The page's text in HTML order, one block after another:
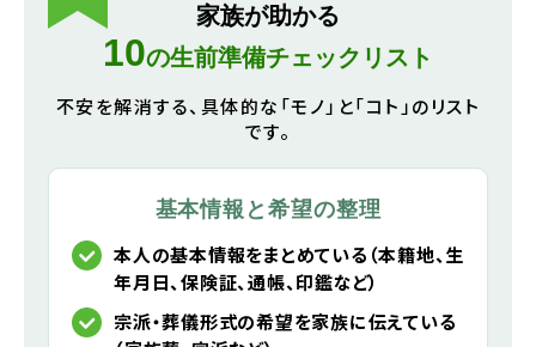
家族が助かる
10の生前準備チェックリスト
不安を解消する、具体的な「モノ」と「コト」のリスト
です。
基本情報と希望の整理
本人の基本情報をまとめている（本籍地、生
年月日、保険証、通帳、印鑑など）
宗派・葬儀形式の希望を家族に伝えている